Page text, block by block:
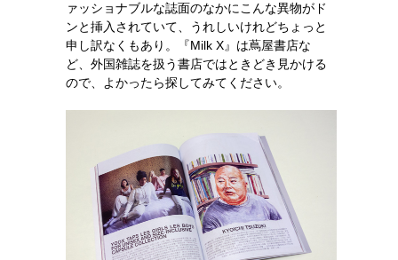
ァッショナブルな誌面のなかにこんな異物がド
ンと挿入されていて、うれしいけれどちょっと
申し訳なくもあり。『Milk X』は蔦屋書店な
ど、外国雑誌を扱う書店ではときどき見かける
ので、よかったら探してみてください。